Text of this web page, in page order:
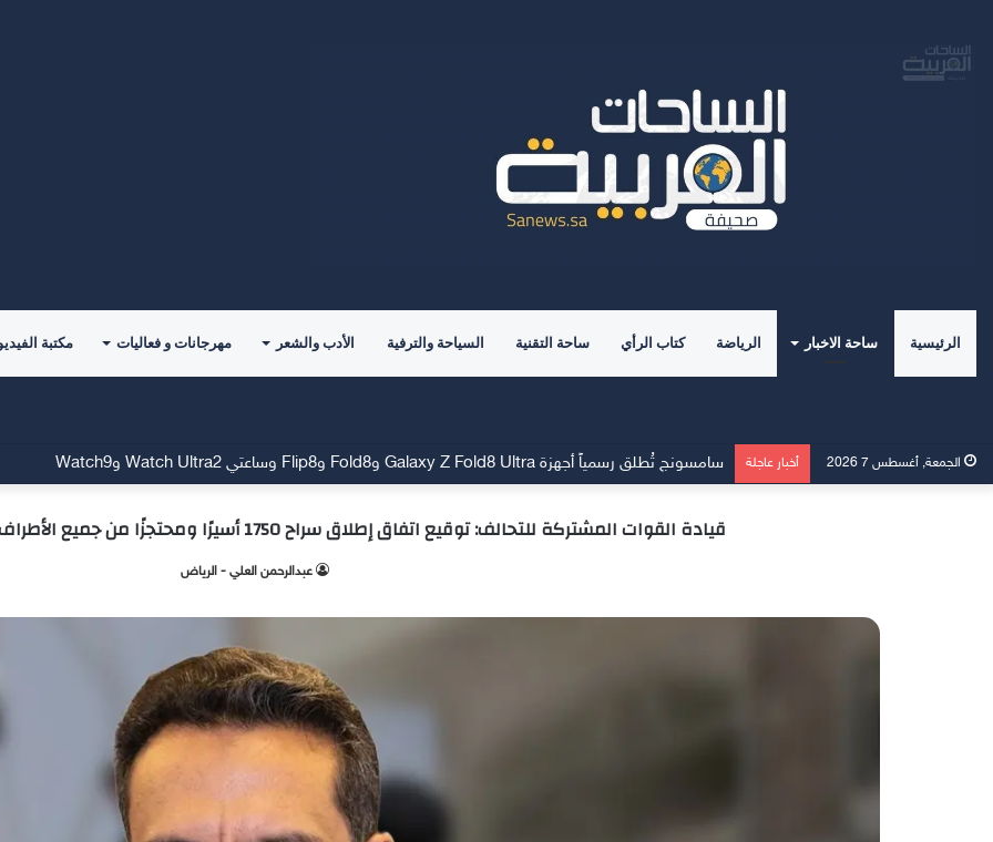
الرئيسية ساحة الاخبار الرياضة كتاب الرأي ساحة التقنية السياحة والترفية الأدب والشعر مهرجانات و فعاليات مكتبة
الجمعة, أغسطس 7 2026 أخبار عاجلة وسط إقبالٍ غير مسبوق، جهاز Galaxy Z Fold8 من سامسونج يحطم الأرقام القياسية للطلبات المسبقة
قيادة القوات المشتركة للتحالف: توقيع اتفاق إطلاق سراح 1750 أسيرًا ومحتجزًا من جميع الأطراف اليمنية من بينهم 7 سعوديين
عبدالرحمن العلي - الرياض